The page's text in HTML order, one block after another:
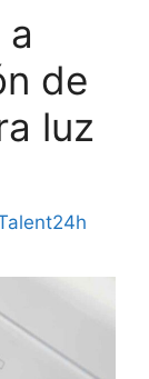
de
luz